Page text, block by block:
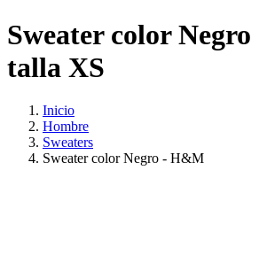
Sweater color
talla XS
Inicio
Hombre
Sweaters
Sweater color Negro - H&M